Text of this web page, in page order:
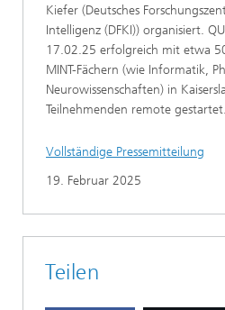
Kiefer (Deutsches
Intelligenz (DFKI)) organisiert.
17.02.25 erfolgreich mit etwa
MINT-Fächern (wie Informatik,
Neurowissenschaften) in
Teilnehmenden remote gestartet.
Vollständige Pressemitteilung
19. Februar 2025
Teilen